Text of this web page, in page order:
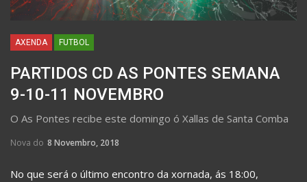
AXENDA FUTBOL
PARTIDOS CD AS PONTES SEMANA
9-10-11 NOVEMBRO
O As Pontes recibe este domingo ó Xallas de Santa Comba
Nova do 8 Novembro, 2018
No que será o último encontro da xornada, ás 18:00,